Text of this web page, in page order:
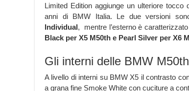
Limited Edition aggiunge un ulteriore
anni di BMW Italia. Le due versioni
Individual, mentre l’esterno è
Black per X5 M50th e Pearl Silver per X6
Gli interni delle BMW
A livello di interni su BMW X5 il contrasto
a grana fine Smoke White con cuciture a